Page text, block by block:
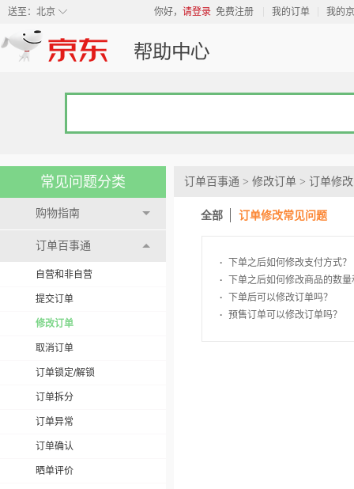
◇
送至： 北京 你好， 请登录 免费注册 我的订单 我的
常见问题分类
购物指南
订单百事通
自营和非自营
提交订单
修改订单
取消订单
订单锁定/解锁
订单拆分
订单异常
订单确认
晒单评价
订单百事通 > 修改订单 > 订单修
全部 订单修改常见问题
·
下单之后如何修改支付方式？
·
下单之后如何修改商品的数
·
下单后可以修改订单吗？
· 预售订单可以修改订单吗？